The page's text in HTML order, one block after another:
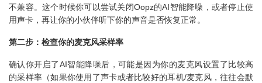
不兼容。这个时候你可以尝试关闭Oopz的AI智能降噪，或者停止使
用声卡，再让你的小伙伴听下你的声音是否恢复正常。
第二步：检查你的麦克风采样率
确认你开启了AI智能降噪后，可能是因为你的麦克风设置了比较高
的采样率（如果你使用了声卡或者比较好的耳机/麦克风，往往会默